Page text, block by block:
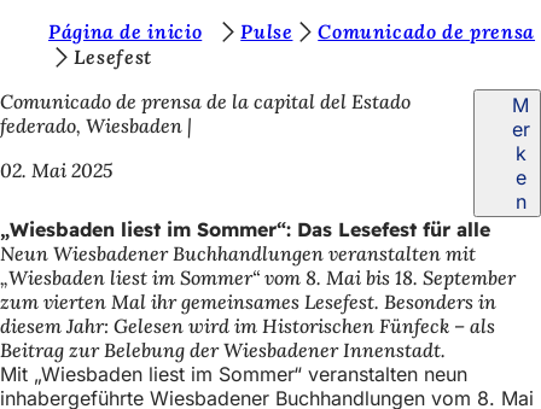
Inhalt anspringen
e
b
e
f
i
n
d
e
Página de inicio Pulse
Comunicado de prensa
Lesefest
Comunicado de prensa de la capital del Estado
federado, Wiesbaden
02. Mai 2025
M
er
k
e
n
„Wiesbaden liest im Sommer“: Das Lesefest für alle
Neun Wiesbadener Buchhandlungen veranstalten mit
„Wiesbaden liest im Sommer“ vom 8. Mai bis 18. September
zum vierten Mal ihr gemeinsames Lesefest. Besonders in
diesem Jahr: Gelesen wird im Historischen Fünfeck – als
Beitrag zur Belebung der Wiesbadener Innenstadt.
Mit „Wiesbaden liest im Sommer“ veranstalten neun
inhabergeführte Wiesbadener Buchhandlungen vom 8. Mai